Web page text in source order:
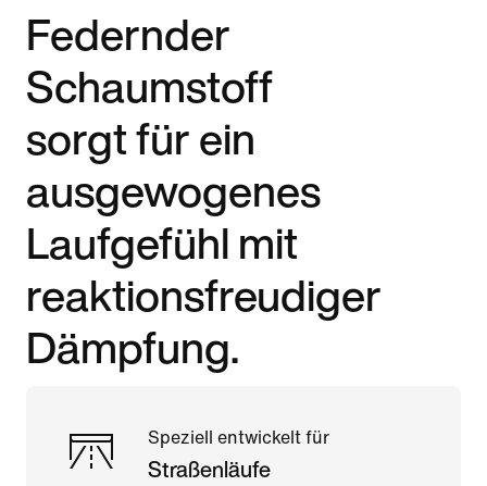
Federnder
Schaumstoff
sorgt für ein
ausgewogenes
Laufgefühl mit
reaktionsfreudiger
Dämpfung.
Speziell entwickelt für
Straßenläufe